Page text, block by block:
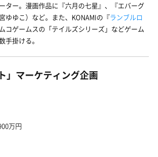
ター。漫画作品に『六月の七星』、『エバーグ
ゆゆこ）など。また、KONAMIの『ランブルロ
コゲームスの「テイルズシリーズ」などゲーム
手掛ける。
」マーケティング企画
万円